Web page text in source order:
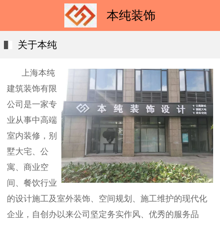
本纯装饰
关于本纯
上海本纯
建筑装饰有限
公司是一家专
业从事中高端
室内装修，别
墅大宅、公
寓、商业空
间、餐饮行业
的设计施工及室外装饰、空间规划、施工维护的现代化
企业，自创办以来公司坚定务实作风、优秀的服务品